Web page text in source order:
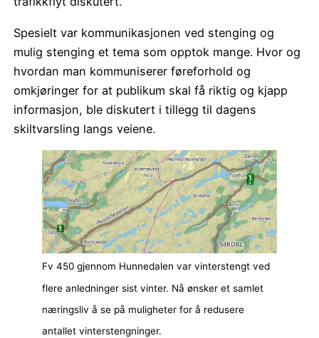
Spesielt var kommunikasjonen ved stenging og
mulig stenging et tema som opptok mange. Hvor og
hvordan man kommuniserer føreforhold og
omkjøringer for at publikum skal få riktig og kjapp
informasjon, ble diskutert i tillegg til dagens
skiltvarsling langs veiene.
Fv 450 gjennom Hunnedalen var vinterstengt ved
flere anledninger sist vinter. Nå ønsker et samlet
næringsliv å se på muligheter for å redusere
antallet vinterstengninger.